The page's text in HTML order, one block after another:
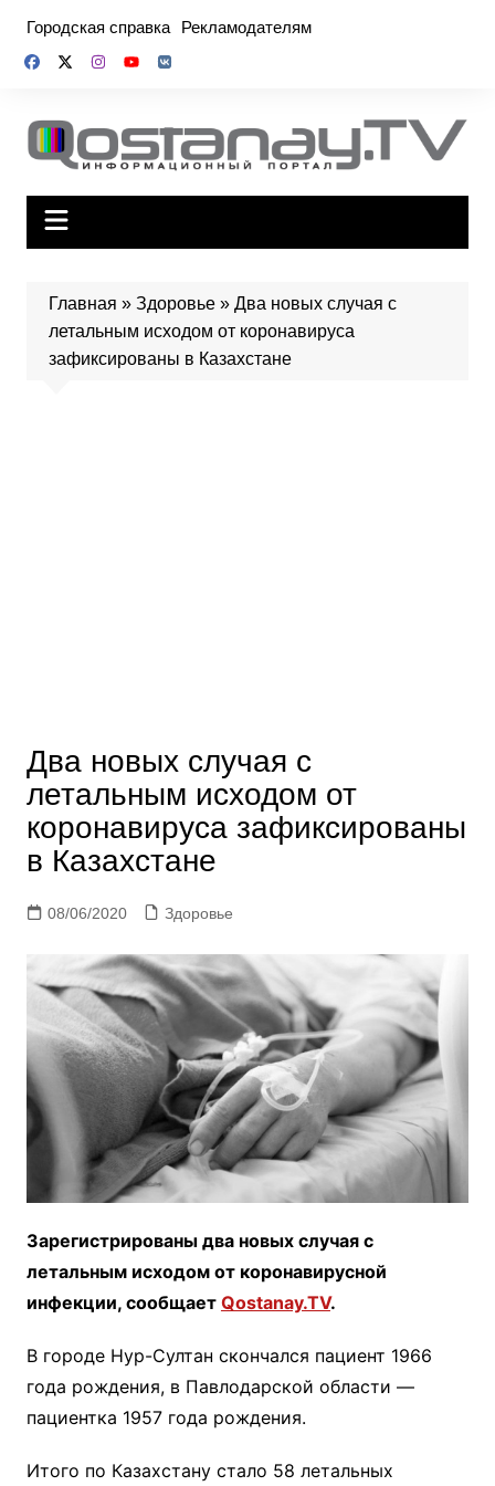
содержимому
Городская справка Рекламодателям
Главная » Здоровье» Два новых случая с
летальным исходом от коронавируса
зафиксированы в Казахстане
Два новых случая с
летальным исходом от
коронавируса зафиксированы
в Казахстане
08/06/2020 Здоровье
Зарегистрированы два новых случая с
летальным исходом от коронавирусной
инфекции, сообщает Qostanay.TV.
В городе Нур-Султан скончался пациент 1966
года рождения, в Павлодарской области —
пациентка 1957 года рождения.
Итого по Казахстану стало 58 летальных